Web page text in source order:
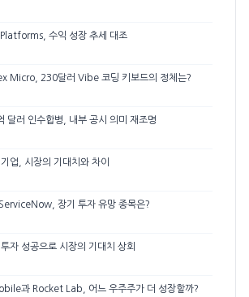
수익 성장 추세 대조
Micro, 230달러 Vibe 코딩 키보드의 정체는?
달러 인수합병, 내부 공시 의미 재조명
업, 시장의 기대치와 차이
장기 투자 유망 종목은?
자 성공으로 시장의 기대치 상회
과 Rocket Lab, 어느 우주주가 더 성장할까?